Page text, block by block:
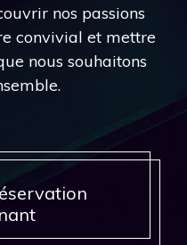
nos passions
convivial et mettre
nous souhaitons